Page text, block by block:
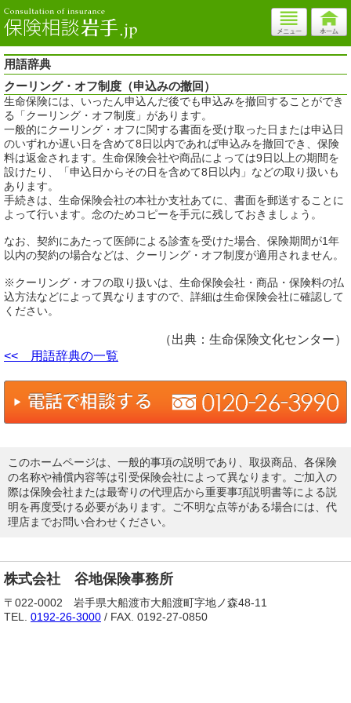
用語辞典
クーリング・オフ制度（申込みの撤回）
生命保険には、いったん申込んだ後でも申込みを撤回することができ
る「クーリング・オフ制度」があります。
一般的にクーリング・オフに関する書面を受け取った日または申込日
のいずれか遅い日を含めて8日以内であれば申込みを撤回でき、保険
料は返金されます。生命保険会社や商品によっては9日以上の期間を
設けたり、「申込日からその日を含めて8日以内」などの取り扱いも
あります。
手続きは、生命保険会社の本社か支社あてに、書面を郵送することに
よって行います。念のためコピーを手元に残しておきましょう。
なお、契約にあたって医師による診査を受けた場合、保険期間が1年
以内の契約の場合などは、クーリング・オフ制度が適用されません。
※クーリング・オフの取り扱いは、生命保険会社・商品・保険料の払
込方法などによって異なりますので、詳細は生命保険会社に確認して
ください。
（出典：生命保険文化センター）
<< 用語辞典の一覧
このホームページは、一般的事項の説明であり、取扱商品、各保険
の名称や補償内容等は引受保険会社によって異なります。ご加入の
際は保険会社または最寄りの代理店から重要事項説明書等による説
明を再度受ける必要があります。ご不明な点等がある場合には、代
理店までお問い合わせください。
株式会社 谷地保険事務所
〒022-0002 岩手県大船渡市大船渡町字地ノ森48-11
TEL. 0192-26-3000 / FAX. 0192-27-0850